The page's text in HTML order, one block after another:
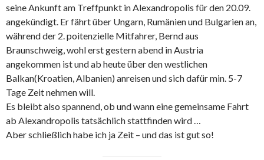
seine Ankunft am Treffpunkt in Alexandropolis für den 20.09.
angekündigt. Er fährt über Ungarn, Rumänien und Bulgarien an,
während der 2. poitenzielle Mitfahrer, Bernd aus
Braunschweig, wohl erst gestern abend in Austria
angekommen ist und ab heute über den westlichen
Balkan(Kroatien, Albanien) anreisen und sich dafür min. 5-7
Tage Zeit nehmen will.
Es bleibt also spannend, ob und wann eine gemeinsame Fahrt
ab Alexandropolis tatsächlich stattfinden wird …
Aber schließlich habe ich ja Zeit – und das ist gut so!